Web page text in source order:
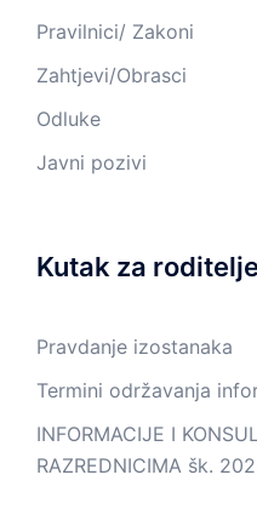
Pravilnici/ Zakoni
Zahtjevi/Obrasci
Odluke
Javni pozivi
Kutak za roditelje
Pravdanje izostanaka
Termini održavanja
INFORMACIJE I
RAZREDNICIMA šk.